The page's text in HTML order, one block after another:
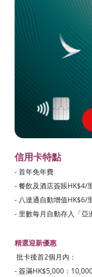
信用卡特點
- 首年免年費
- 餐飲及酒店簽賬HK$4/
- 八達通自動增值HK$6/
- 里數每月自動存入「亞
精選迎新優惠
批卡後首2個月內：
- 簽滿HK$5,000 ：